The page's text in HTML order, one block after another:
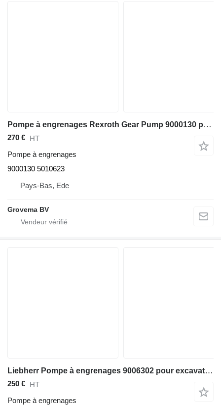
Pompe à engrenages Rexroth Gear Pump 9000130 pour excavateur Liebherr A904C Li/R904/A904C Li EDC/R904C/A900C Li /R900C Li
270 € HT
Pompe à engrenages
9000130 5010623
Pays-Bas, Ede
Grovema BV
Liebherr Pompe à engrenages 9006302 pour excavateur Liebherr R936 NLC
250 € HT
Pompe à engrenages